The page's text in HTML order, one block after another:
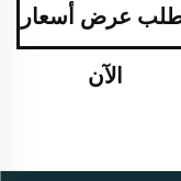
عرض أسعار
الآن